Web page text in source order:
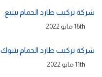
شركة تركيب طارد الحمام بينبع
16th مايو 2022
شركة تركيب طارد الحمام بتبوك
11th مايو 2022